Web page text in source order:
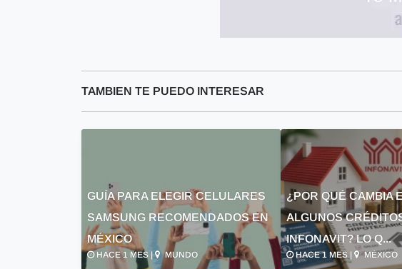
TAMBIEN TE PUEDO INTERESAR
GUÍA PARA ELEGIR CELULARES
SAMSUNG RECOMENDADOS EN
MÉXICO
HACE 1 MES | MUNDO
¿POR QUÉ CAMBIA
ALGUNOS
INFONAVIT? LO Q...
HACE 1 MES | MÉXICO